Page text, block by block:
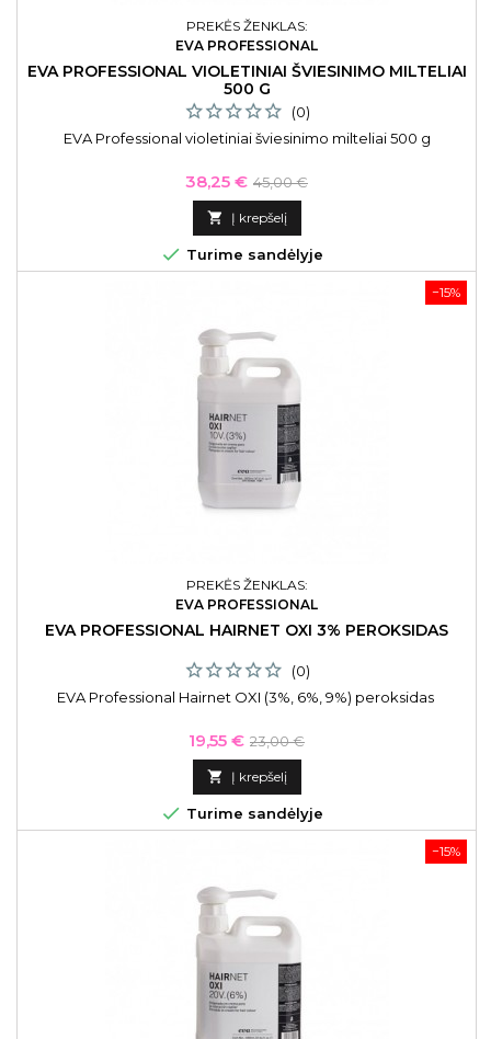
PREKĖS ŽENKLAS:
EVA PROFESSIONAL
EVA PROFESSIONAL VIOLETINIAI ŠVIESINIMO MILTELIAI
500 G
(0)
EVA Professional violetiniai šviesinimo milteliai 500 g
Kaina
38,25 € Bazinė
kaina
45,00 €
 Į krepšelį
 Turime sandėlyje
−15%
PREKĖS ŽENKLAS:
EVA PROFESSIONAL
EVA PROFESSIONAL HAIRNET OXI 3% PEROKSIDAS
(0)
EVA Professional Hairnet OXI (3%, 6%, 9%) peroksidas
Kaina
19,55 € Bazinė
kaina
23,00 €
 Į krepšelį
 Turime sandėlyje
−15%